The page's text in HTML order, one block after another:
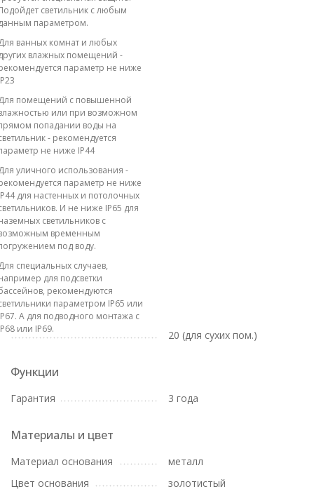
светильник с любым
параметром.
ванных комнат и любых
влажных помещений -
параметр не ниже
помещений с повышенной
или при возможном
попадании воды на
- рекомендуется
не ниже IP44
уличного использования -
параметр не ниже
для настенных и потолочных
И не ниже IP65 для
светильников с
временным
под воду.
специальных случаев,
для подсветки
рекомендуются
параметром IP65 или
А для подводного монтажа с
или IP69.
20 (для сухих пом.)
Функции
Гарантия 3 года
Материалы и цвет
Материал основания
металл
Цвет основания
золотистый